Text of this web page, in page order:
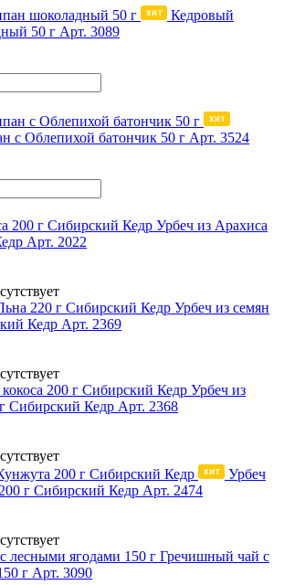
Кедровый
50 г Арт. 3089
с Облепихой батончик 50 г Арт. 3524
Урбеч из Арахиса
Арт. 2022
Урбеч из семян
Кедр Арт. 2369
Урбеч из
Сибирский Кедр Арт. 2368
Урбеч
г Сибирский Кедр Арт. 2474
Гречишный чай с
г Арт. 3090